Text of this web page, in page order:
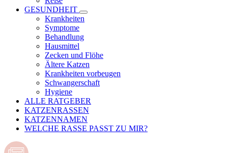
GESUNDHEIT
Krankheiten
Symptome
Behandlung
Hausmittel
Zecken und Flöhe
Ältere Katzen
Krankheiten vorbeugen
Schwangerschaft
Hygiene
ALLE RATGEBER
KATZENRASSEN
KATZENNAMEN
WELCHE RASSE PASST ZU MIR?